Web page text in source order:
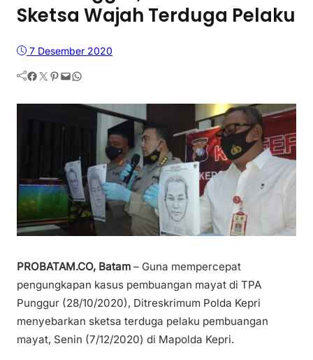
Sketsa Wajah Terduga Pelaku
7 Desember 2020
Facebook Twitter Pinterest Mail WhatsApp
PROBATAM.CO, Batam – Guna mempercepat
pengungkapan kasus pembuangan mayat di TPA
Punggur (28/10/2020), Ditreskrimum Polda Kepri
menyebarkan sketsa terduga pelaku pembuangan
mayat, Senin (7/12/2020) di Mapolda Kepri.